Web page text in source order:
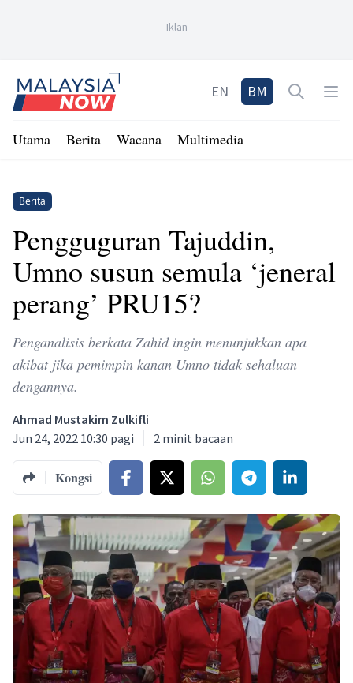
- Iklan -
Home
EN BM Open
Utama Berita Wacana Multimedia
Berita
Pengguguran Tajuddin,
Umno susun semula ‘jeneral
perang’ PRU15?
Penganalisis berkata Zahid ingin menunjukkan apa
akibat jika pemimpin kanan Umno tidak sehaluan
dengannya.
Ahmad Mustakim Zulkifli
Jun 24, 2022 10:30 pagi
2 minit bacaan
Kongsi